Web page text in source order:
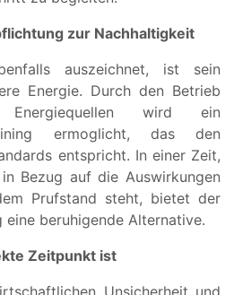
zur Nachhaltigkeit
auszeichnet, ist sein
Energie. Durch den Betrieb
Energiequellen wird ein
ermoglicht, das den
entspricht. In einer Zeit,
Bezug auf die Auswirkungen
Prufstand steht, bietet der
eine beruhigende Alternative.
Zeitpunkt ist